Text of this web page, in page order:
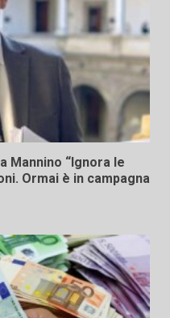
Mannino “Ignora le
Ormai è in campagna